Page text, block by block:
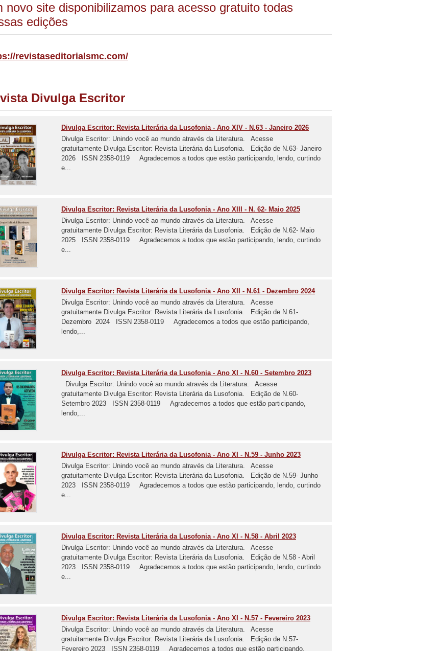
novo site disponibilizamos para acesso gratuito todas
edições
revistaseditorialsmc.com/
Divulga Escritor
Divulga Escritor: Revista Literária da Lusofonia - Ano XIV - N.63 - Janeiro 2026
Divulga Escritor: Unindo você ao mundo através da Literatura. Acesse
gratuitamente Divulga Escritor: Revista Literária da Lusofonia. Edição de N.63- Janeiro
2026 ISSN 2358-0119 Agradecemos a todos que estão participando, lendo, curtindo
e...
Divulga Escritor: Revista Literária da Lusofonia - Ano XIII - N. 62- Maio 2025
Divulga Escritor: Unindo você ao mundo através da Literatura. Acesse
gratuitamente Divulga Escritor: Revista Literária da Lusofonia. Edição de N.62- Maio
2025 ISSN 2358-0119 Agradecemos a todos que estão participando, lendo, curtindo
e...
Divulga Escritor: Revista Literária da Lusofonia - Ano XII - N.61 - Dezembro 2024
Divulga Escritor: Unindo você ao mundo através da Literatura. Acesse
gratuitamente Divulga Escritor: Revista Literária da Lusofonia. Edição de N.61-
Dezembro 2024 ISSN 2358-0119 Agradecemos a todos que estão participando,
lendo,...
Divulga Escritor: Revista Literária da Lusofonia - Ano XI - N.60 - Setembro 2023
Divulga Escritor: Unindo você ao mundo através da Literatura. Acesse
gratuitamente Divulga Escritor: Revista Literária da Lusofonia. Edição de N.60-
Setembro 2023 ISSN 2358-0119 Agradecemos a todos que estão participando,
lendo,...
Divulga Escritor: Revista Literária da Lusofonia - Ano XI - N.59 - Junho 2023
Divulga Escritor: Unindo você ao mundo através da Literatura. Acesse
gratuitamente Divulga Escritor: Revista Literária da Lusofonia. Edição de N.59- Junho
2023 ISSN 2358-0119 Agradecemos a todos que estão participando, lendo, curtindo
e...
Divulga Escritor: Revista Literária da Lusofonia - Ano XI - N.58 - Abril 2023
Divulga Escritor: Unindo você ao mundo através da Literatura. Acesse
gratuitamente Divulga Escritor: Revista Literária da Lusofonia. Edição de N.58 - Abril
2023 ISSN 2358-0119 Agradecemos a todos que estão participando, lendo, curtindo
e...
Divulga Escritor: Revista Literária da Lusofonia - Ano XI - N.57 - Fevereiro 2023
Divulga Escritor: Unindo você ao mundo através da Literatura. Acesse
gratuitamente Divulga Escritor: Revista Literária da Lusofonia. Edição de N.57-
Fevereiro 2023 ISSN 2358-0119 Agradecemos a todos que estão participando,